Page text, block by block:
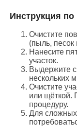
Инструкция
Очистите
(пыль,
Нанесите
участок.
Выдержите
нескольких
Очистите
или щёткой.
процедуру.
Для сложных